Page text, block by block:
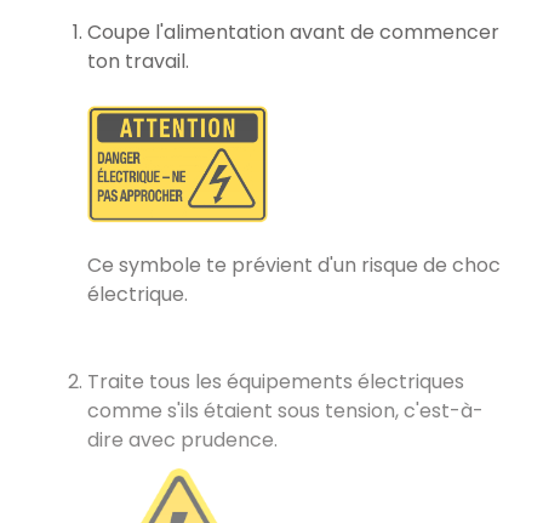
Coupe l'alimentation avant de commencer
ton travail.
Ce symbole te prévient d'un risque de choc
électrique.
Traite tous les équipements électriques
comme s'ils étaient sous tension, c'est-à-
dire avec prudence.